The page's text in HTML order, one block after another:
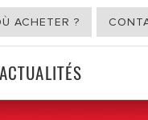
ACHETER ?
ACTUALITÉS